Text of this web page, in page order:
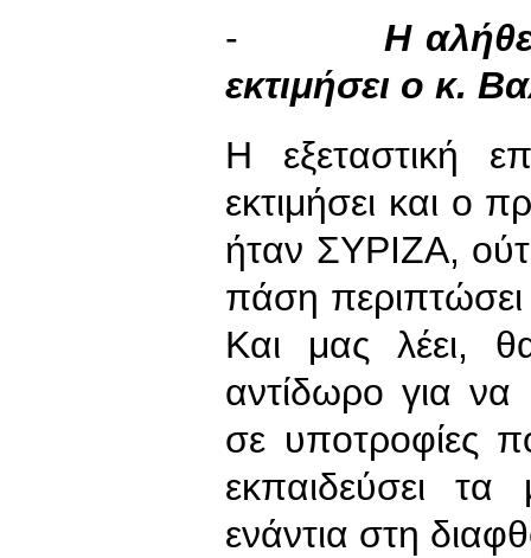
- Η
εκτιμήσει ο κ.
Η εξεταστική
εκτιμήσει και ο
ήταν ΣΥΡΙΖΑ,
πάση περιπτώσει
Και μας λέει,
αντίδωρο για να
σε υποτροφίες
εκπαιδεύσει τα
ενάντια στη